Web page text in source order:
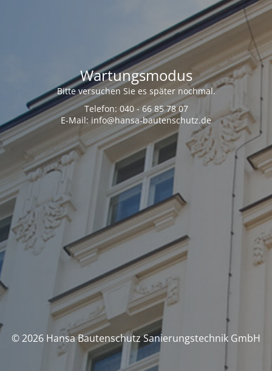
Wartungsmodus
Bitte versuchen Sie es später nochmal.
Telefon: 040 - 66 85 78 07
E-Mail: info@hansa-bautenschutz.de
© 2026 Hansa Bautenschutz Sanierungstechnik GmbH